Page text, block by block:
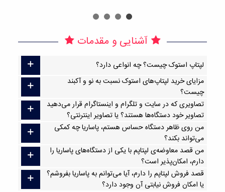
آشنایی و مقدمات
لپتاپ استوک چیست؟ چه انواعی دارد؟
مزایای خرید لپتاپ‌های استوک نسبت به نو و آکبند
چیست؟
تصاویری که در سایت و تلگرام و اینستاگرام قرار می‌دهید
تصاویر خود دستگاه‌ها هستند؟ یا تصاویر اینترنتی؟
من روی ظاهر دستگاه حساس هستم، پاساریا چه کمکی
می‌تواند بکند؟
من قصد معاوضه‌ی لپتاپم با یکی از دستگاه‌های پاساریا را
دارم، امکان‌پذیر است؟
قصد فروش لپتاپم را دارم، آیا می‌توانم به پاساریا بفروشم؟
یا امکان فروش نیابتی آن وجود دارد؟